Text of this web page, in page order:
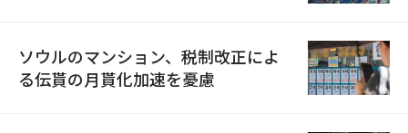
ソウルのマンション、税制改正によ
る伝貰の月貰化加速を憂慮